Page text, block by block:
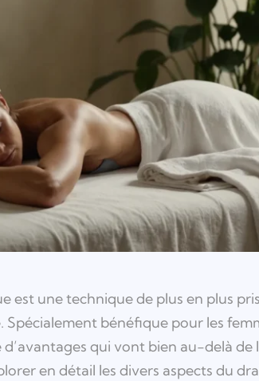
est une technique de plus en plus
Spécialement bénéfique pour les
qui vont bien au-delà de
en détail les divers aspects du